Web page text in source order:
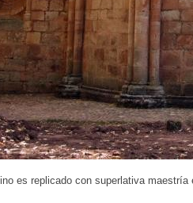
es replicado con superlativa